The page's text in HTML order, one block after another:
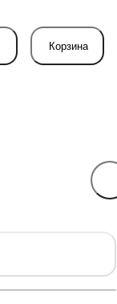
Корзина